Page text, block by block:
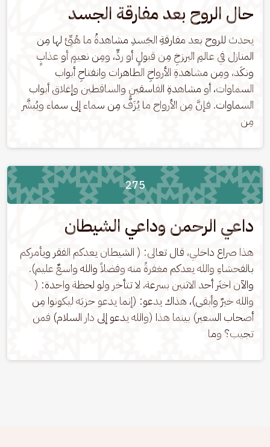
حال الروح بعد مفارقة الجسد
يحدث للروح بعد مفارقةِ الجَسدِ مشاهدةُ ما هُيِّئ لها مِن
المنازل في عالمِ البرزخِ مِن قبولٍ أو ردٍّ، ومِن نعيمٍ أو عذابٍ
ونكَد، ومِن مشاهدةِ الأرواحِ الطاهرات وانفتاحِ أبواب
السماوات، أو مشاهدةِ الفاسقين والساقطين وإغلاق أبواب
السماوات. فإنَّ مِن الأرواح ما يُزَفُّ مِن سماء إلى سماء ويُبشَّر
مِن
275
داعي الرحمن وداعي الشيطان
هذا صراع داخلي، قال تعالى: ( الشيطان يعدكم الفقر ويأمركم
بالفحشاءِ والله يعدكم مغفرةً منه وفضلاً والله واسعٌ عليم).
والآن اختَر أحد الاثنين بسرعة، لا تتأخر ولو لحظة واحدة: (
والله خيرٌ وأبقى)، هذاك يدعو: (إنما يدعو حزبَه ليكونوا مِن
أصحاب السعير) بينما هذا (والله يدعو إلى دار السلام) فمن
تجيب؟ وما